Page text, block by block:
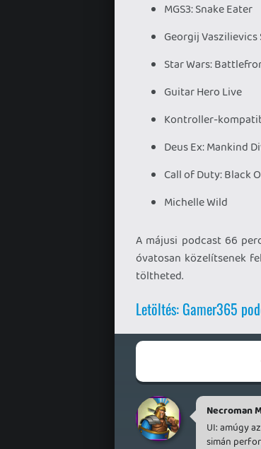
MGS3: Snake Eater
Georgij Vaszilievics
Star Wars:
Guitar Hero Live
Kontroller-
Deus Ex: Mankind
Call of Duty: Black
Michelle Wild
A májusi podcast 66
óvatosan közelítsenek
töltheted.
Letöltés: Gamer365
Necroman
UI: amúgy
simán